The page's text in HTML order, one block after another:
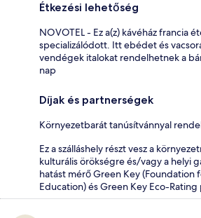
Étkezési lehetőség
NOVOTEL - Ez a(z) kávéház francia
specializálódott. Itt ebédet és
vendégek italokat rendelhetnek a
nap
Díjak és partnerségek
Környezetbarát tanúsítvánnyal
Ez a szálláshely részt vesz a
kulturális örökségre és/vagy a helyi
hatást mérő Green Key (Foundation
Education) és Green Key Eco-